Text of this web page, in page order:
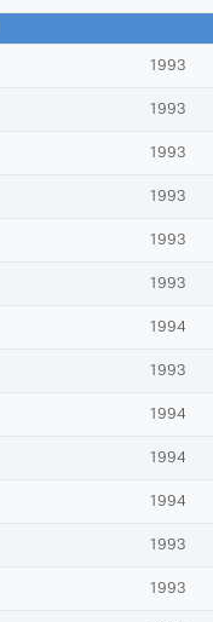
1993
1993
1993
1993
1993
1993
1994
1993
1994
1994
1994
1993
1993